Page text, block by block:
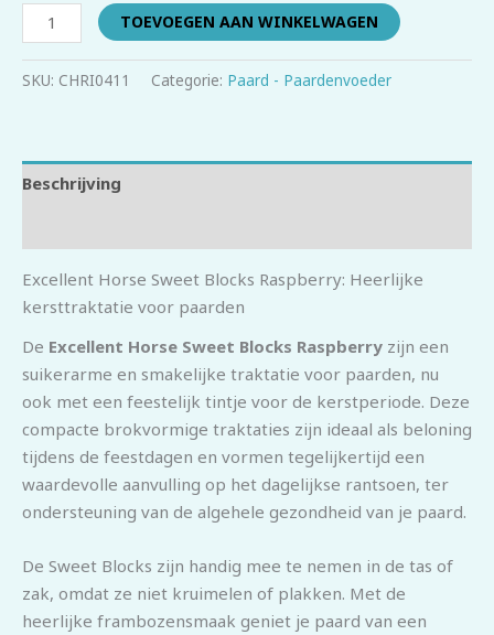
TOEVOEGEN AAN WINKELWAGEN
SKU: CHRI0411 Categorie: Paard - Paardenvoeder
Beschrijving
Excellent Horse Sweet Blocks Raspberry: Heerlijke
kersttraktatie voor paarden
De Excellent Horse Sweet Blocks Raspberry zijn een
suikerarme en smakelijke traktatie voor paarden, nu
ook met een feestelijk tintje voor de kerstperiode. Deze
compacte brokvormige traktaties zijn ideaal als beloning
tijdens de feestdagen en vormen tegelijkertijd een
waardevolle aanvulling op het dagelijkse rantsoen, ter
ondersteuning van de algehele gezondheid van je paard.
De Sweet Blocks zijn handig mee te nemen in de tas of
zak, omdat ze niet kruimelen of plakken. Met de
heerlijke frambozensmaak geniet je paard van een